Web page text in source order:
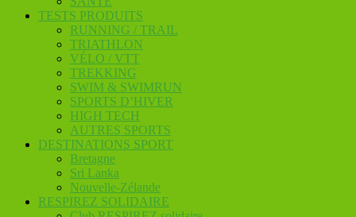
TESTS PRODUITS
RUNNING / TRAIL
TRIATHLON
VÉLO / VTT
TREKKING
SWIM & SWIMRUN
SPORTS D’HIVER
HIGH TECH
AUTRES SPORTS
DESTINATIONS SPORT
Bretagne
Sri Lanka
Nouvelle-Zélande
RESPIREZ SOLIDAIRE